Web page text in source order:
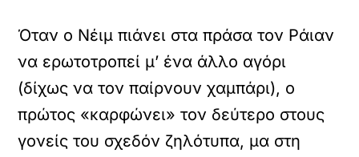
Όταν ο Νέιμ πιάνει στα πράσα τον Ράιαν
να ερωτοτροπεί μ’ ένα άλλο αγόρι
(δίχως να τον παίρνουν χαμπάρι), ο
πρώτος «καρφώνει» τον δεύτερο στους
γονείς του σχεδόν ζηλότυπα, μα στη